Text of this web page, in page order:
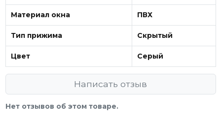
Материал окна ПВХ
Тип прижима Скрытый
Цвет Серый
Написать отзыв
Нет отзывов об этом товаре.